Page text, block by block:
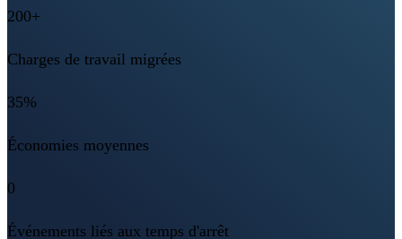
200+
Charges de travail migrées
35%
Économies moyennes
0
Événements liés aux temps d'arrêt